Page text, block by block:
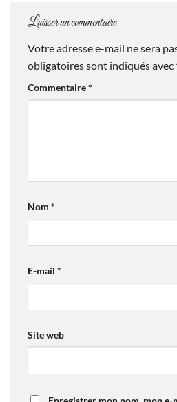
Laisser un commentaire
Votre adresse e-mail ne sera
obligatoires sont indiqués avec
Commentaire*
Nom *
E-mail *
Site web